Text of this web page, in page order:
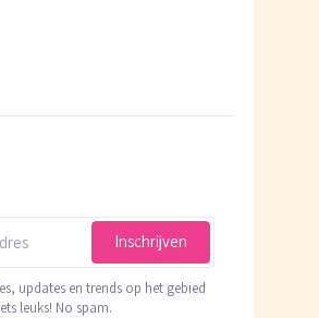
Inschrijven
updates en trends op het gebied
leuks! No spam.